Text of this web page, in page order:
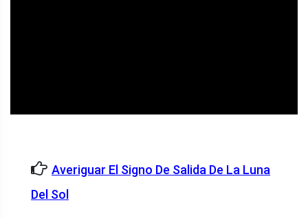
Averiguar El Signo De Salida De La Luna
Del Sol